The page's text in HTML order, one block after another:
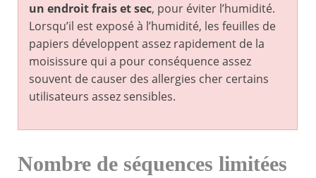
un endroit frais et sec, pour éviter l’humidité.
Lorsqu’il est exposé à l’humidité, les feuilles de
papiers développent assez rapidement de la
moisissure qui a pour conséquence assez
souvent de causer des allergies cher certains
utilisateurs assez sensibles.
Nombre de séquences limitées